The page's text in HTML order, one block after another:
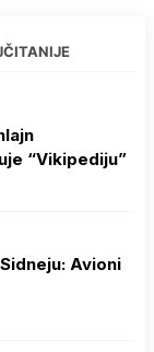
“Vikipediju”
Avioni